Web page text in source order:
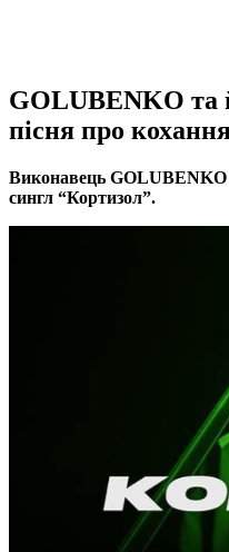
GOLUBENKO та
пісня про
Виконавець GOLUBENKO
сингл “Кортизол”.